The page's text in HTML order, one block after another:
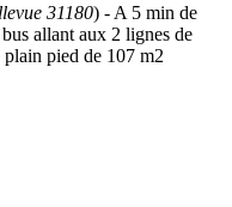
31180) - A 5 min de
allant aux 2 lignes de
pied de 107 m2